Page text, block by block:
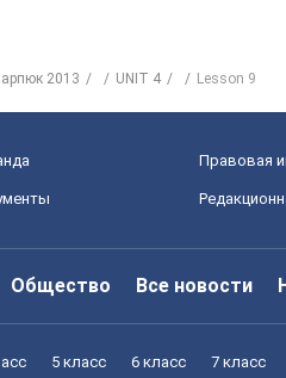
2013 UNIT 4 Lesson 9
Правовая
Общество Все новости
5 класс 6 класс 7 класс